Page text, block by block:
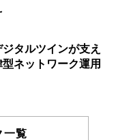
タルツインが支え
ネットワーク運用
一覧